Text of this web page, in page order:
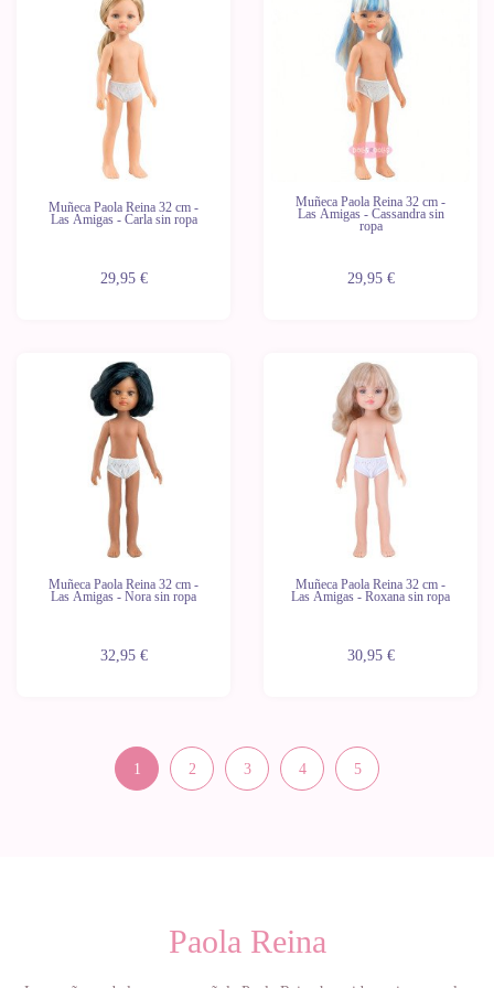
Muñeca Paola Reina 32 cm -
Las Amigas - Carla sin ropa
29,95 €
Muñeca Paola Reina 32 cm -
Las Amigas - Cassandra sin
ropa
29,95 €
Muñeca Paola Reina 32 cm -
Las Amigas - Nora sin ropa
32,95 €
Muñeca Paola Reina 32 cm -
Las Amigas - Roxana sin ropa
30,95 €
1 2 3 4 5
Paola Reina